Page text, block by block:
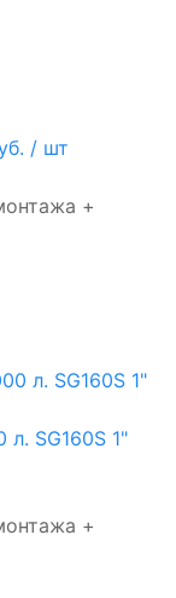
/ шт
+
л. SG160S 1"
+